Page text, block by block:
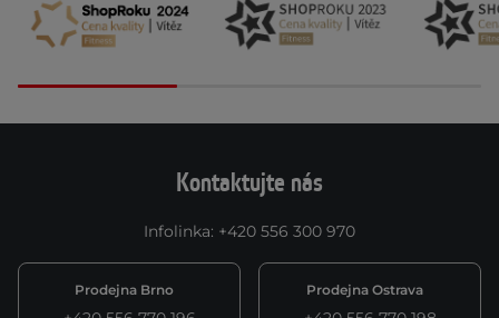
Kontaktujte nás
Infolinka: +420 556 300 970
Prodejna Brno Prodejna Ostrava